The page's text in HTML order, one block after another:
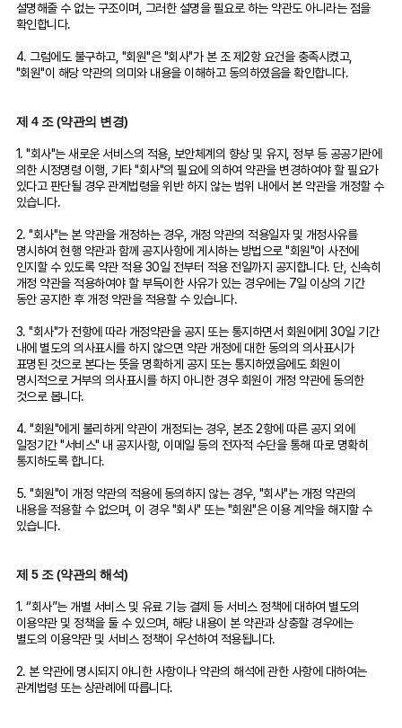
설명해줄 수 없는 구조이며, 그러한 설명을 필요로 하는 약관도 아니라는 점을
확인합니다.
4. 그럼에도 불구하고, "회원"은 "회사"가 본 조 제2항 요건을 충족시켰고,
"회원"이 해당 약관의 의미와 내용을 이해하고 동의하였음을 확인합니다.
제 4 조 (약관의 변경)
1. "회사"는 새로운 서비스의 적용, 보안체계의 향상 및 유지, 정부 등 공공기관에
의한 시정명령 이행, 기타 "회사"의 필요에 의하여 약관을 변경하여야 할 필요가
있다고 판단될 경우 관계법령을 위반 하지 않는 범위 내에서 본 약관을 개정할 수
있습니다.
2. "회사"는 본 약관을 개정하는 경우, 개정 약관의 적용일자 및 개정사유를
명시하여 현행 약관과 함께 공지사항에 게시하는 방법으로 "회원"이 사전에
인지할 수 있도록 약관 적용 30일 전부터 적용 전일까지 공지합니다. 단, 신속히
개정 약관을 적용하여야 할 부득이한 사유가 있는 경우에는 7일 이상의 기간
동안 공지한 후 개정 약관을 적용할 수 있습니다.
3. "회사"가 전항에 따라 개정약관을 공지 또는 통지하면서 회원에게 30일 기간
내에 별도의 의사표시를 하지 않으면 약관 개정에 대한 동의의 의사표시가
표명된 것으로 본다는 뜻을 명확하게 공지 또는 통지하였음에도 회원이
명시적으로 거부의 의사표시를 하지 아니한 경우 회원이 개정 약관에 동의한
것으로 봅니다.
4. "회원"에게 불리하게 약관이 개정되는 경우, 본조 2항에 따른 공지 외에
일정기간 "서비스" 내 공지사항, 이메일 등의 전자적 수단을 통해 따로 명확히
통지하도록 합니다.
5. "회원"이 개정 약관의 적용에 동의하지 않는 경우, "회사"는 개정 약관의
내용을 적용할 수 없으며, 이 경우 "회사" 또는 "회원"은 이용 계약을 해지할 수
있습니다.
제 5 조 (약관의 해석)
1. “회사”는 개별 서비스 및 유료 기능 결제 등 서비스 정책에 대하여 별도의
이용약관 및 정책을 둘 수 있으며, 해당 내용이 본 약관과 상충할 경우에는
별도의 이용약관 및 서비스 정책이 우선하여 적용됩니다.
2. 본 약관에 명시되지 아니한 사항이나 약관의 해석에 관한 사항에 대하여는
관계법령 또는 상관례에 따릅니다.